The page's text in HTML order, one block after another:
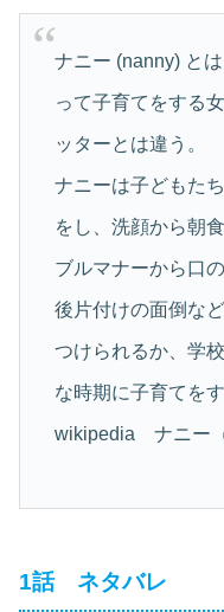
ナニー (nanny) と
って子育てをする
ッターとは違う。
ナニーは子どもた
をし、洗顔から朝
ブルマナーから口
後片付けの面倒な
つけられるか、学
な時期に子育てをす
wikipedia ナニー
1話 ネタバレ